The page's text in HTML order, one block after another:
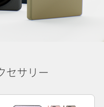
セサリー